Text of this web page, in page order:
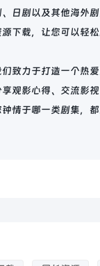
日剧以及其他海外
下载，让您可以轻
致力于打造一个热
观影心得、交流影
情于哪一类剧集，